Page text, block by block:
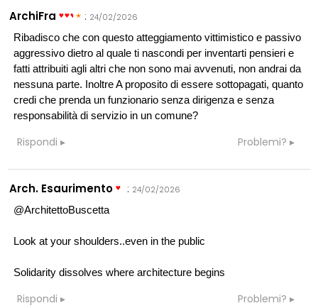
ArchiFra : 24/02/2026
Ribadisco che con questo atteggiamento vittimistico e passivo
aggressivo dietro al quale ti nascondi per inventarti pensieri e
fatti attribuiti agli altri che non sono mai avvenuti, non andrai da
nessuna parte. Inoltre A proposito di essere sottopagati, quanto
credi che prenda un funzionario senza dirigenza e senza
responsabilità di servizio in un comune?
Rispondi Problemi?
Arch. Esaurimento : 24/02/2026
@ArchitettoBuscetta
Look at your shoulders..even in the public
Solidarity dissolves where architecture begins
Rispondi Problemi?